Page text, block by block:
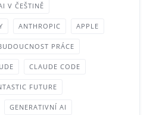
V ČEŠTINĚ
ANTHROPIC APPLE
PRÁCE
CLAUDE CODE
FUTURE
GENERATIVNÍ AI